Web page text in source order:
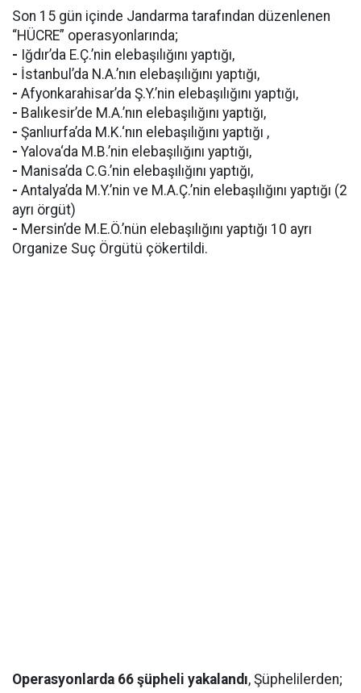
Son 15 gün içinde Jandarma tarafından düzenlenen
“HÜCRE” operasyonlarında;
- Iğdır’da E.Ç.’nin elebaşılığını yaptığı,
- İstanbul’da N.A.’nın elebaşılığını yaptığı,
- Afyonkarahisar’da Ş.Y.’nin elebaşılığını yaptığı,
- Balıkesir’de M.A.’nın elebaşılığını yaptığı,
- Şanlıurfa’da M.K.‘nın elebaşılığını yaptığı ,
- Yalova‘da M.B.’nin elebaşılığını yaptığı,
- Manisa’da C.G.’nin elebaşılığını yaptığı,
- Antalya’da M.Y.’nin ve M.A.Ç.’nin elebaşılığını yaptığı (2
ayrı örgüt)
- Mersin’de M.E.Ö.’nün elebaşılığını yaptığı 10 ayrı
Organize Suç Örgütü çökertildi.
Operasyonlarda 66 şüpheli yakalandı, Şüphelilerden;